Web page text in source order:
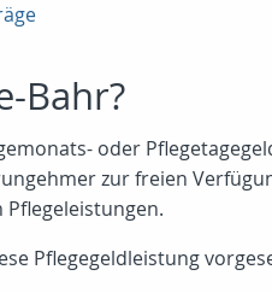
Bahr?
oder
zur freien
Pflegeleistungen.
Pflegegeldleistung